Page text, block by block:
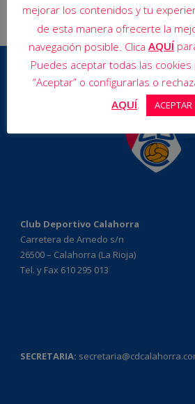
Club Deportivo Calahorra
Carretera de Arnedo s/n
26500 – Calahorra (La Rioja)
Tel. y Fax 610 295 013
SECRETARIA:
mejorar los contenidos y tu
de esta manera ofrecerte la
navegación posible. Clica AQUÍ
Puedes aceptar todas las
“Aceptar” o configurarlas o
AQUÍ. ACEPTAR